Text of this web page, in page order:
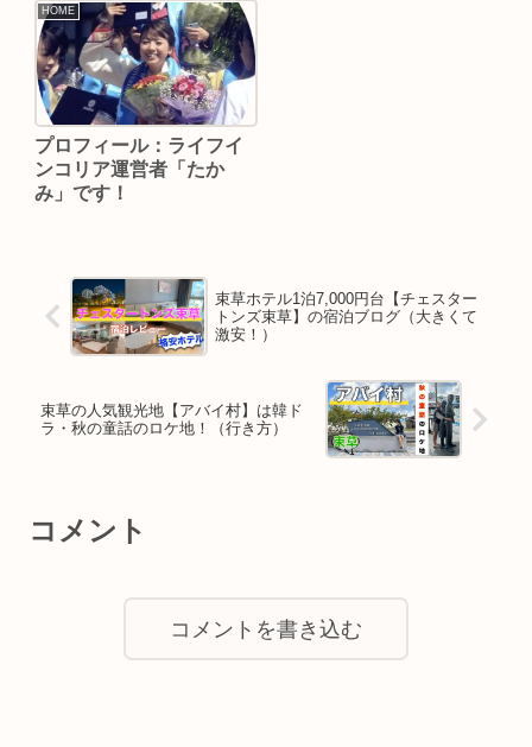
HOME
プロフィール：ライフイ
ンコリア運営者「たか
み」です！
束草ホテル1泊7,000円台【チェスター
トンズ束草】の宿泊ブログ（大きくて
激安！）
束草の人気観光地【アバイ村】は韓ド
ラ・秋の童話のロケ地！（行き方）
コメント
コメントを書き込む